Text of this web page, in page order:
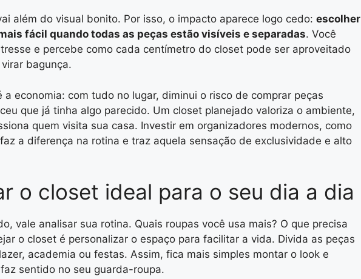
além do visual bonito. Por isso, o impacto aparece logo cedo: escolher
fácil quando todas as peças estão visíveis e separadas. Você
e percebe como cada centímetro do closet pode ser aproveitado
bagunça.
economia: com tudo no lugar, diminui o risco de comprar peças
que já tinha algo parecido. Um closet planejado valoriza o ambiente,
quem visita sua casa. Investir em organizadores modernos, como
a diferença na rotina e traz aquela sensação de exclusividade e alto
o closet ideal para o seu dia a dia
vale analisar sua rotina. Quais roupas você usa mais? O que precisa
o closet é personalizar o espaço para facilitar a vida. Divida as peças
academia ou festas. Assim, fica mais simples montar o look e
sentido no seu guarda-roupa.